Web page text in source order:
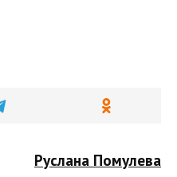
Руслана Помулева